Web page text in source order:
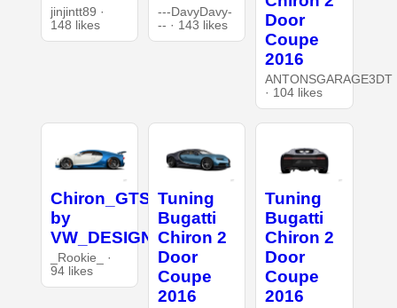
jinjintt89 ·
148 likes
---DavyDavy-
-- · 143 likes
Door
Coupe
2016
ANTONSGARAGE3DT
· 104 likes
Chiron_GTS
by
VW_DESIGN
_Rookie_ ·
94 likes
Tuning
Bugatti
Chiron 2
Door
Coupe
2016
Tuning
Bugatti
Chiron 2
Door
Coupe
2016